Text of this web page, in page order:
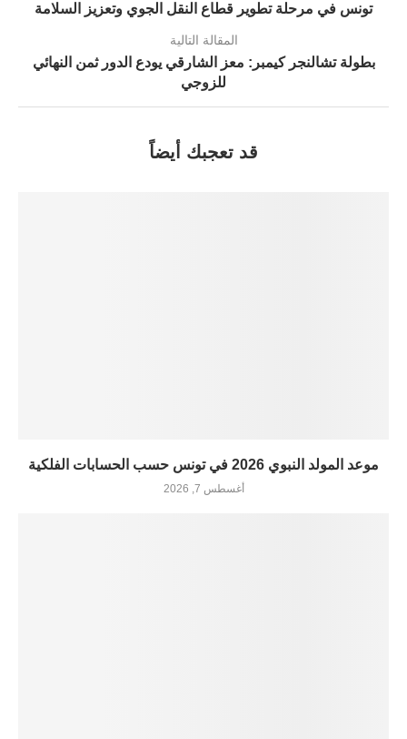
تونس في مرحلة تطوير قطاع النقل الجوي وتعزيز السلامة
المقالة التالية
بطولة تشالنجر كيمبر: معز الشارقي يودع الدور ثمن النهائي
للزوجي
قد تعجبك أيضاً
موعد المولد النبوي 2026 في تونس حسب الحسابات الفلكية
أغسطس 7, 2026